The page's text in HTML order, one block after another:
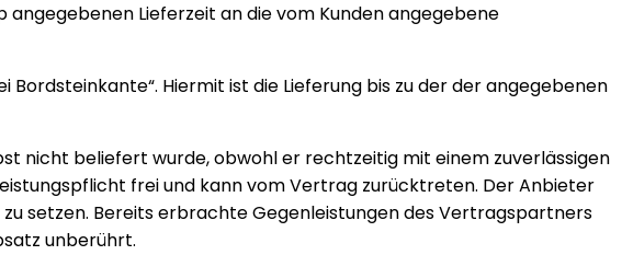
Lieferzeit an die vom Kunden angegebene
Hiermit ist die Lieferung bis zu der der angegebenen
nicht beliefert wurde, obwohl er rechtzeitig mit einem zuverlässigen
frei und kann vom Vertrag zurücktreten. Der Anbieter
setzen. Bereits erbrachte Gegenleistungen des Vertragspartners
unberührt.